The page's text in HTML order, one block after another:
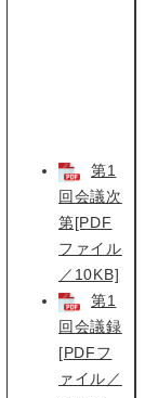
第1
回会議次
第[PDF
ファイル
／10KB]
第1
回会議録
[PDFフ
ァイル／